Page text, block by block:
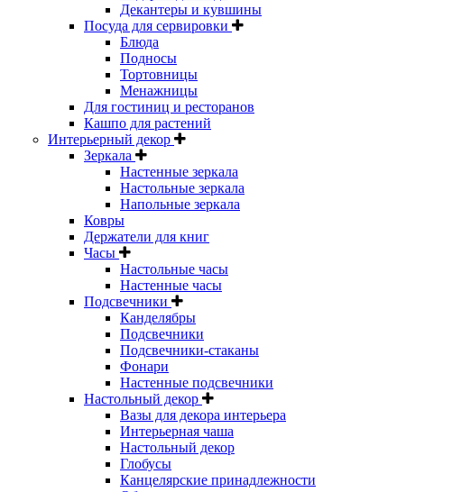
Декантеры и кувшины
Посуда для сервировки
Блюда
Подносы
Тортовницы
Менажницы
Для гостиниц и ресторанов
Кашпо для растений
Интерьерный декор
Зеркала
Настенные зеркала
Настольные зеркала
Напольные зеркала
Ковры
Держатели для книг
Часы
Настольные часы
Настенные часы
Подсвечники
Канделябры
Подсвечники
Подсвечники-стаканы
Фонари
Настенные подсвечники
Настольный декор
Вазы для декора интерьера
Интерьерная чаша
Настольный декор
Глобусы
Канцелярские принадлежности